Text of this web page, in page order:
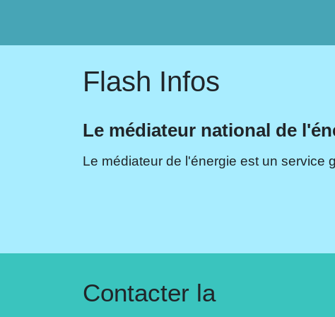
Flash Infos
Le médiateur national de
Le médiateur de l'énergie est un service
Contacter la